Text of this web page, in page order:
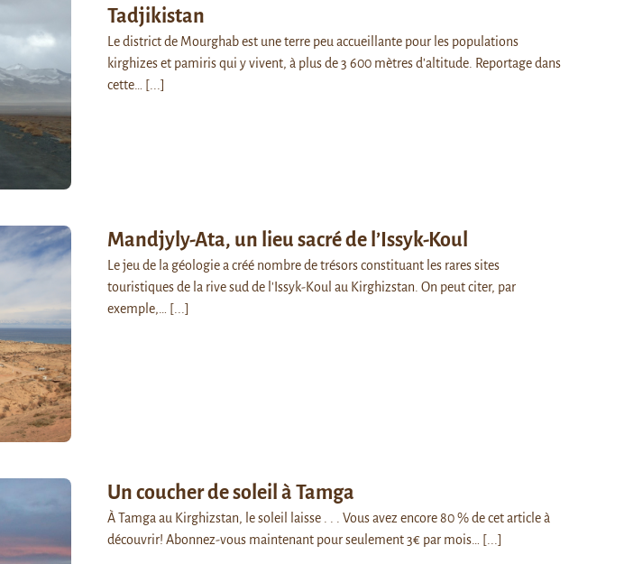
Tadjikistan
Le district de Mourghab est une terre peu accueillante pour les populations
kirghizes et pamiris qui y vivent, à plus de 3 600 mètres d'altitude. Reportage dans
cette…
[...]
Mandjyly-Ata, un lieu sacré de l’Issyk-Koul
Le jeu de la géologie a créé nombre de trésors constituant les rares sites
touristiques de la rive sud de l'Issyk-Koul au Kirghizstan. On peut citer, par
exemple,…
[...]
Un coucher de soleil à Tamga
À Tamga au Kirghizstan, le soleil laisse . . . Vous avez encore 80 % de cet article à
découvrir! Abonnez-vous maintenant pour seulement 3€ par mois…
[...]